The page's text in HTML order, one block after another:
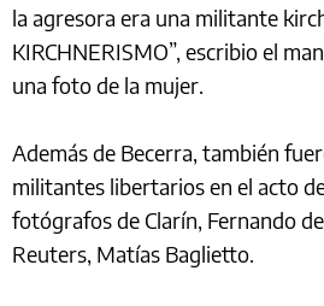
la agresora era una militante
KIRCHNERISMO”, escribio el
una foto de la mujer.
Además de Becerra, también
militantes libertarios en el acto
fotógrafos de Clarín, Fernando
Reuters, Matías Baglietto.